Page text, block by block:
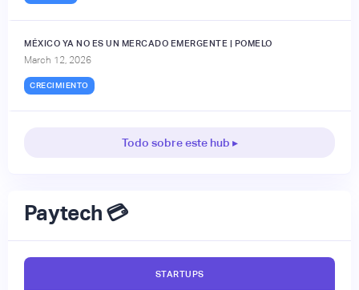
MÉXICO YA NO ES UN MERCADO EMERGENTE | POMELO
March 12, 2026
CRECIMIENTO
Todo sobre este hub ▸
Paytech 💳
STARTUPS